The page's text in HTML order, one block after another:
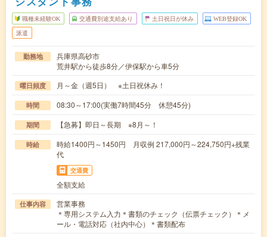
職種未経験OK 交通費別途支給あり 土日祝日が休み WEB登録OK
派遣
勤務地
兵庫県高砂市
荒井駅から徒歩8分／伊保駅から車5分
曜日頻度 月～金（週5日） ※土日祝休み！
時間 08:30～17:00(実働7時間45分 休憩45分)
期間 【急募】即日～長期 ※8月～！
時給
時給1400円～1450円 月収例 217,000円～224,750円+残業
代
交通費
全額支給
仕事内容
営業事務
＊専用システム入力＊書類のチェック（伝票チェック）＊メ
ール・電話対応（社内中心）＊書類配布